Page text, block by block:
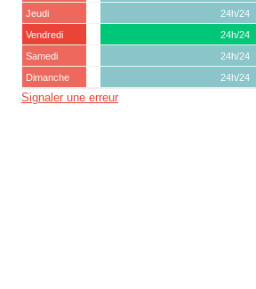
Jeudi
24h/24
Vendredi
24h/24
Samedi
24h/24
Dimanche
24h/24
Signaler une erreur